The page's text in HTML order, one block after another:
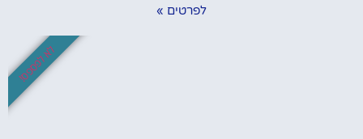
לפרטים »
לא לפספס!